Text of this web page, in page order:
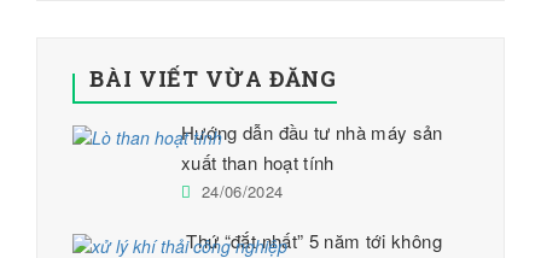
BÀI VIẾT VỪA ĐĂNG
Hướng dẫn đầu tư nhà máy sản
xuất than hoạt tính
24/06/2024
Thứ “đắt nhất” 5 năm tới không